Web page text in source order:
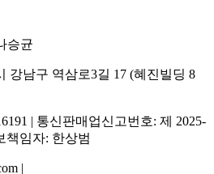
승균
강남구 역삼로3길 17 (혜진빌딩 8
| 통신판매업신고번호: 제 2025-
책임자: 한상범
|